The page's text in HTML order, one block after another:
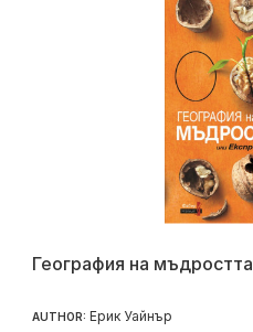
География на мъдростта
AUTHOR: Ерик Уайнър